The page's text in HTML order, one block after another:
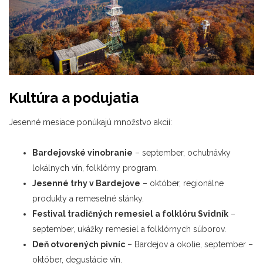
Kultúra a podujatia
Jesenné mesiace ponúkajú množstvo akcií:
Bardejovské vinobranie – september, ochutnávky
lokálnych vín, folklórny program.
Jesenné trhy v Bardejove – október, regionálne
produkty a remeselné stánky.
Festival tradičných remesiel a folklóru Svidník –
september, ukážky remesiel a folklórnych súborov.
Deň otvorených pivníc – Bardejov a okolie, september –
október, degustácie vín.